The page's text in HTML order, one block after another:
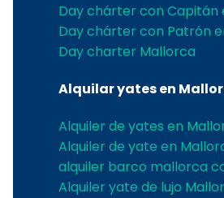
Day chárter con Capitán
Day chárter con Patrón
Day charter Mallorca
Alquilar yates en
Alquiler de yates en
Alquiler de yate en
alquiler barco mallorca
Alquiler yate de lujo